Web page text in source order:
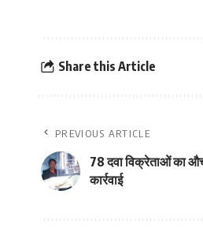
Share this Article
PREVIOUS ARTICLE
78 दवा विक्रेताओं का
कार्रवाई